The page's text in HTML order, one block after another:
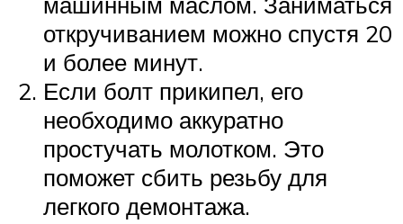
откручиванием можно спустя 20
и более минут.
Если болт прикипел, его
необходимо аккуратно
простучать молотком. Это
поможет сбить резьбу для
легкого демонтажа.